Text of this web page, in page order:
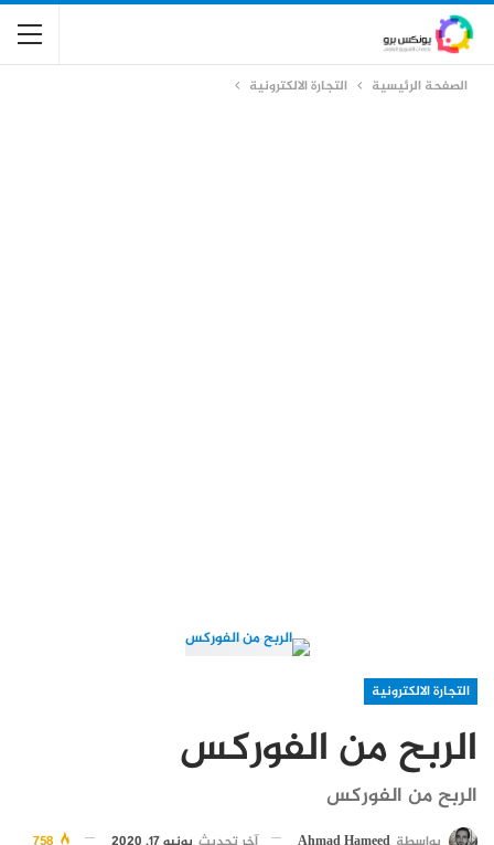
الصفحة الرئيسية التجارة الالكترونية
التجارة الالكترونية
الربح من الفوركس
الربح من الفوركس